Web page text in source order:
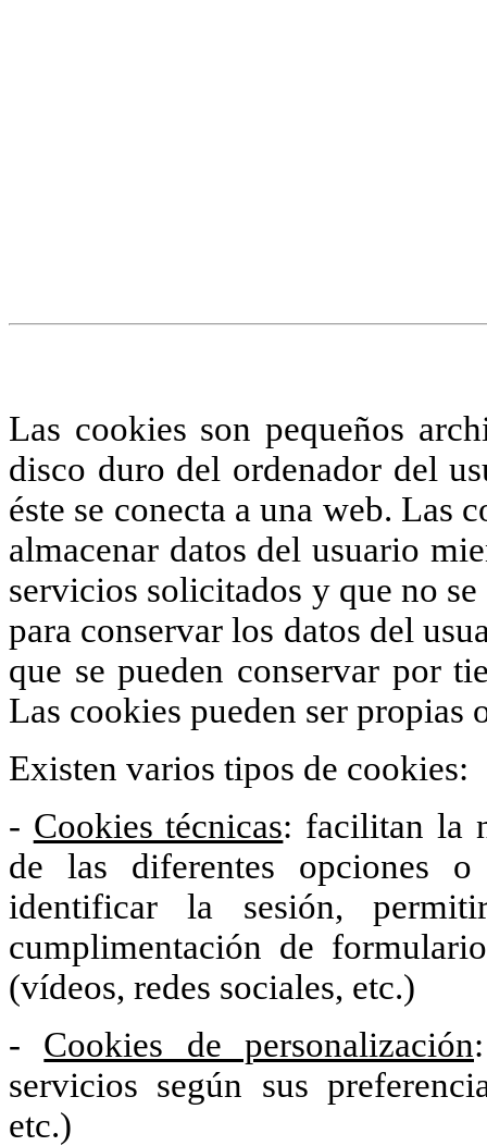
Las cookies son pequeños
disco duro del ordenador del
éste se conecta a una web. Las
almacenar datos del usuario
servicios solicitados y que no
para conservar los datos del
que se pueden conservar por
Las cookies pueden ser propias
Existen varios tipos de cookies:
- Cookies técnicas: facilitan la
de las diferentes opciones
identificar la sesión,
cumplimentación de
(vídeos, redes sociales, etc.)
- Cookies de personalización
servicios según sus
etc.)